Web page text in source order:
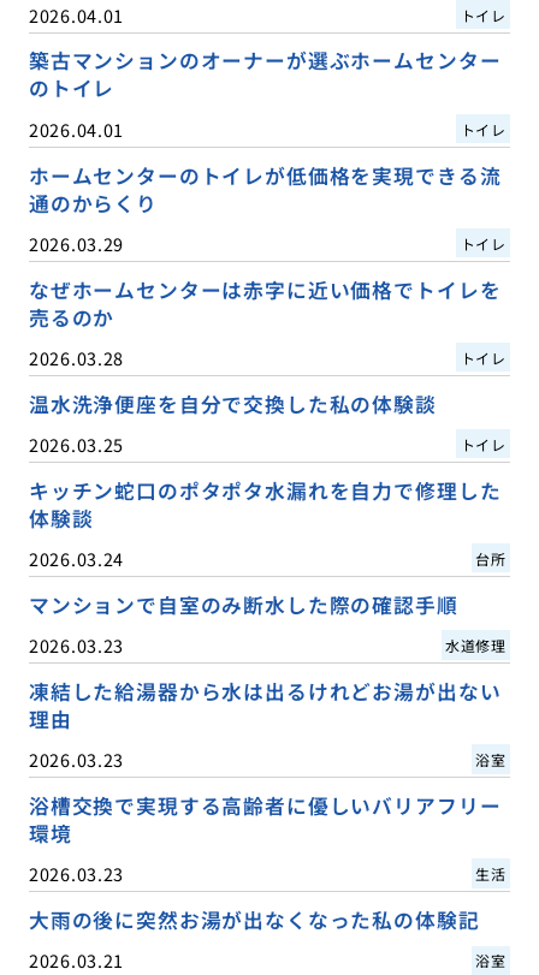
2026.04.01 トイレ
築古マンションのオーナーが選ぶホームセンター
のトイレ
2026.04.01 トイレ
ホームセンターのトイレが低価格を実現できる流
通のからくり
2026.03.29 トイレ
なぜホームセンターは赤字に近い価格でトイレを
売るのか
2026.03.28 トイレ
温水洗浄便座を自分で交換した私の体験談
2026.03.25 トイレ
キッチン蛇口のポタポタ水漏れを自力で修理した
体験談
2026.03.24 台所
マンションで自室のみ断水した際の確認手順
2026.03.23 水道修理
凍結した給湯器から水は出るけれどお湯が出ない
理由
2026.03.23 浴室
浴槽交換で実現する高齢者に優しいバリアフリー
環境
2026.03.23 生活
大雨の後に突然お湯が出なくなった私の体験記
2026.03.21 浴室